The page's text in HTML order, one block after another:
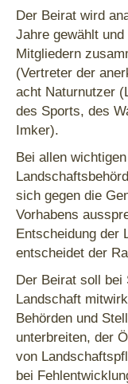
Der Beirat wird
Jahre gewählt
Mitgliedern
(Vertreter der
acht Naturnutzer
des Sports, des
Imker).
Bei allen
sich gegen die
Vorhabens
Entscheidung der
entscheidet der
Der Beirat soll bei
Landschaft
Behörden und
unterbreiten, der
von
bei